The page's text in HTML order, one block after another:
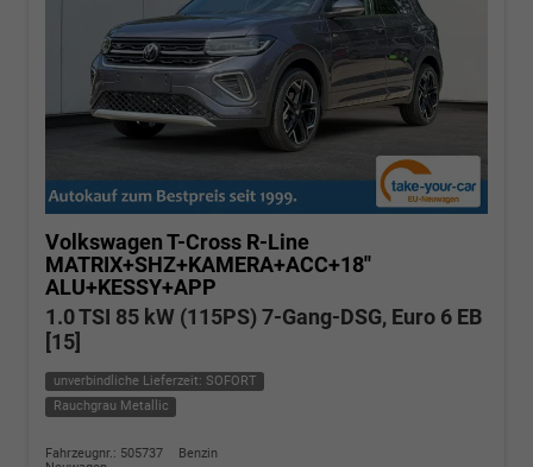
Volkswagen T-Cross R-Line
MATRIX+SHZ+KAMERA+ACC+18''
ALU+KESSY+APP
1.0 TSI 85 kW (115PS) 7-Gang-DSG, Euro 6 EB
[15]
unverbindliche Lieferzeit: SOFORT
Rauchgrau Metallic
Fahrzeugnr.: 505737
Benzin